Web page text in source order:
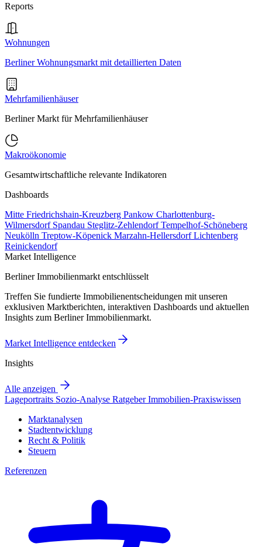
Reports
Wohnungen
Berliner Wohnungsmarkt mit detaillierten Daten
Mehrfamilienhäuser
Berliner Markt für Mehrfamilienhäuser
Makroökonomie
Gesamtwirtschaftliche relevante Indikatoren
Dashboards
Mitte Friedrichshain-Kreuzberg Pankow Charlottenburg-
Wilmersdorf Spandau Steglitz-ZehlendorfTempelhof-Schöneberg
Neukölln Treptow-Köpenick Marzahn-HellersdorfLichtenberg
Reinickendorf
Market Intelligence
Berliner Immobilienmarkt entschlüsselt
Treffen Sie fundierte Immobilienentscheidungen mit unseren
exklusiven Marktberichten, interaktiven Dashboards und aktuellen
Insights zum Berliner Immobilienmarkt.
Market Intelligence entdecken
Insights
Alle anzeigen
Lageportraits Sozio-Analyse RatgeberImmobilien-Praxiswissen
Marktanalysen
Stadtentwicklung
Recht & Politik
Steuern
Referenzen